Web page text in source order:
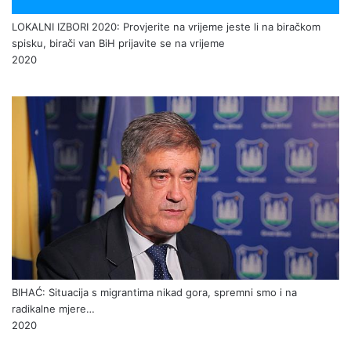
LOKALNI IZBORI 2020: Provjerite na vrijeme jeste li na biračkom
spisku, birači van BiH prijavite se na vrijeme
2020
BIHAĆ: Situacija s migrantima nikad gora, spremni smo i na
radikalne mjere…
2020